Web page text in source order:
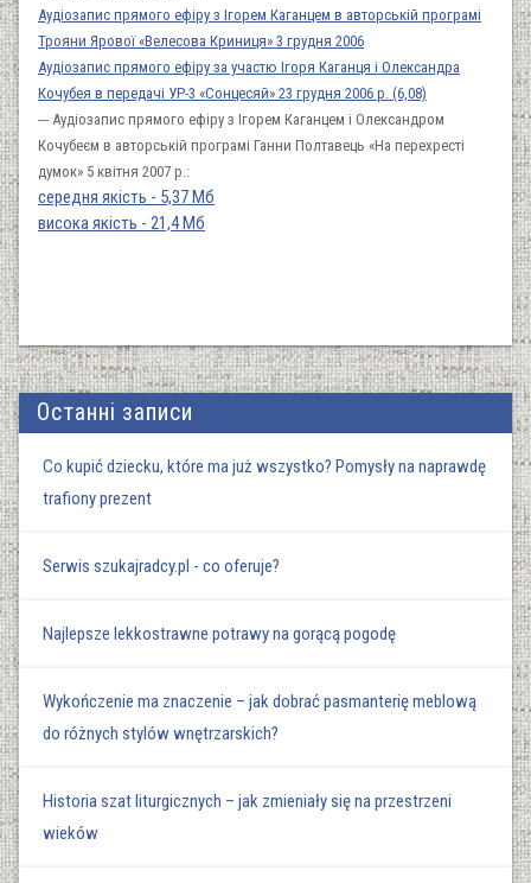
Аудіозапис прямого ефіру з Ігорем Каганцем в авторській програмі
Трояни Ярової «Велесова Криниця» 3 грудня 2006
Аудіозапис прямого ефіру за участю Ігоря Каганця і Олександра
Кочубея в передачі УР-3 «Сонцесяй» 23 грудня 2006 р. (6,08)
--- Аудіозапис прямого ефіру з Ігорем Каганцем і Олександром
Кочубеєм в авторській програмі Ганни Полтавець «На перехресті
думок» 5 квітня 2007 р.:
середня якість - 5,37 Мб
висока якість - 21,4 Мб
Останні записи
Co kupić dziecku, które ma już wszystko? Pomysły na naprawdę
trafiony prezent
Serwis szukajradcy.pl - co oferuje?
Najlepsze lekkostrawne potrawy na gorącą pogodę
Wykończenie ma znaczenie – jak dobrać pasmanterię meblową
do różnych stylów wnętrzarskich?
Historia szat liturgicznych – jak zmieniały się na przestrzeni
wieków